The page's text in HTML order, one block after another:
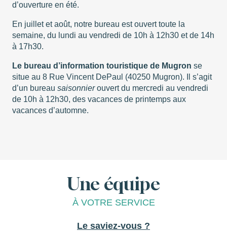
d’ouverture en été.
En juillet et août, notre bureau est ouvert toute la
semaine, du lundi au vendredi de 10h à 12h30 et de 14h
à 17h30.
Le bureau d’information touristique de Mugron se
situe au 8 Rue Vincent DePaul (40250 Mugron). Il s’agit
d’un bureau saisonnierouvert du mercredi au vendredi
de 10h à 12h30, des vacances de printemps aux
vacances d’automne.
Une équipe
À VOTRE SERVICE
Le saviez-vous ?